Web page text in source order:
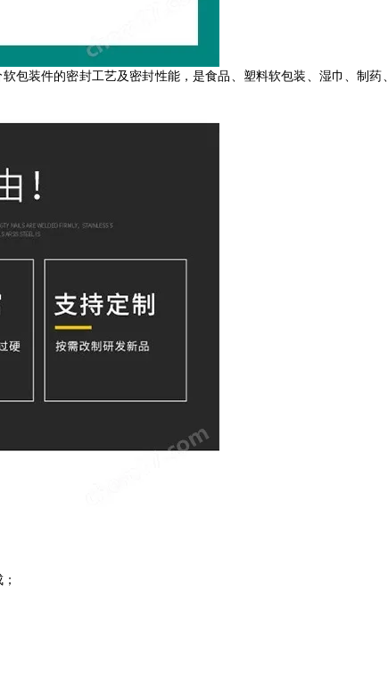
包装件的密封工艺及密封性能，是食品、塑料软包装、湿巾、制药